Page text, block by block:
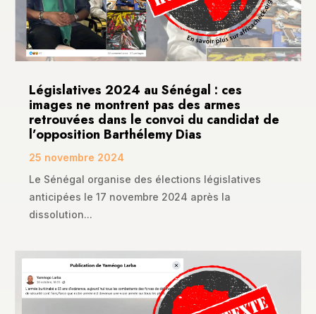
Législatives 2024 au Sénégal : ces
images ne montrent pas des armes
retrouvées dans le convoi du candidat de
l’opposition Barthélemy Dias
25 novembre 2024
Le Sénégal organise des élections législatives
anticipées le 17 novembre 2024 après la
dissolution...